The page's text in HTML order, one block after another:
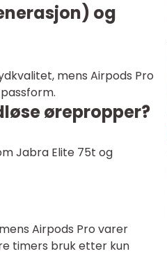
og
mens Airpods Pro
ørepropper?
Jabra Elite 75t og
Airpods Pro varer
timers bruk etter kun